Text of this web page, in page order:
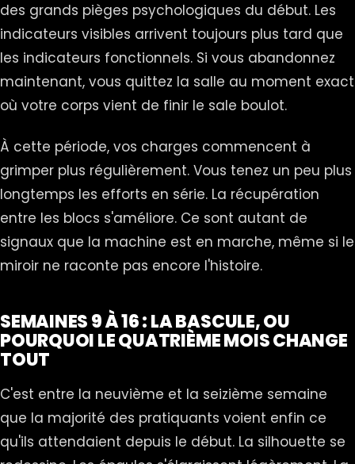
des grands pièges psychologiques du début. Les
indicateurs visibles arrivent toujours plus tard que
les indicateurs fonctionnels. Si vous abandonnez
maintenant, vous quittez la salle au moment exact
où votre corps vient de finir le sale boulot.
À cette période, vos charges commencent à
grimper plus régulièrement. Vous tenez un peu plus
longtemps les efforts en série. La récupération
entre les blocs s'améliore. Ce sont autant de
signaux que la machine est en marche, même si le
miroir ne raconte pas encore l'histoire.
SEMAINES 9 À 16 : LA BASCULE, OU
POURQUOI LE QUATRIÈME MOIS CHANGE
TOUT
C'est entre la neuvième et la seizième semaine
que la majorité des pratiquants voient enfin ce
qu'ils attendaient depuis le début. La silhouette se